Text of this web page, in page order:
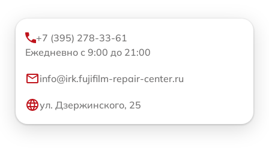
+7 (395) 278-33-61
Ежедневно с 9:00 до 21:00
info@irk.fujifilm-repair-center.ru
ул. Дзержинского, 25